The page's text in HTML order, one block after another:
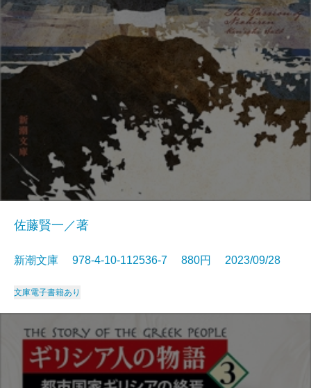
佐藤賢一／著
新潮文庫 978-4-10-112536-7 880円 2023/09/28
文庫電子書籍あり